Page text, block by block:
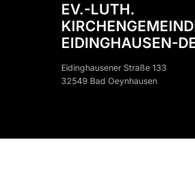
EV.-LUTH.
EIDINGHAUSEN-
Eidinghausener Straße 133
32549 Bad Oeynhausen